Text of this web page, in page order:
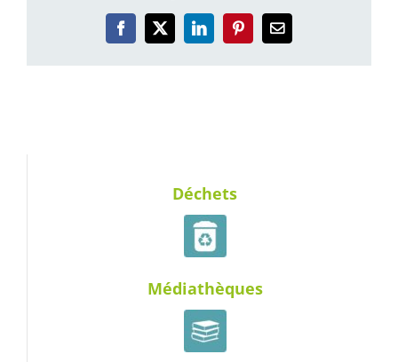
Facebook
X LinkedInPinterestEmail
Déchets
Médiathèques